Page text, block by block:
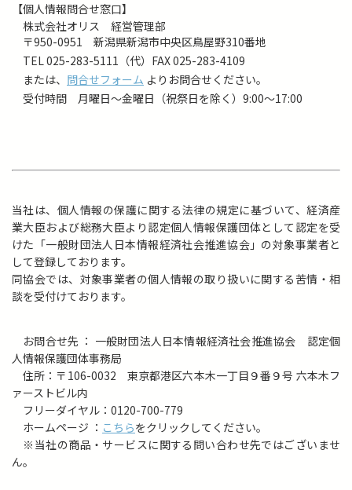
【個人情報問合せ窓口】
株式会社オリス 経営管理部
〒950-0951 新潟県新潟市中央区鳥屋野310番地
TEL 025-283-5111（代） FAX 025-283-4109
または、 問合せフォーム よりお問合せください。
受付時間 月曜日～金曜日（祝祭日を除く）9:00～17:00
当社は、個人情報の保護に関する法律の規定に基づいて、経済産
業大臣および総務大臣より認定個人情報保護団体として認定を受
けた「一般財団法人日本情報経済社会推進協会」の対象事業者と
して登録しております。
同協会では、対象事業者の個人情報の取り扱いに関する苦情・相
談を受付けております。
お問合せ先 ： 一般財団法人日本情報経済社会推進協会 認定個
人情報保護団体事務局
住所：〒106-0032 東京都港区六本木一丁目９番９号 六本木フ
ァーストビル内
フリーダイヤル：0120-700-779
ホームページ ： こちらをクリックしてください。
※当社の商品・サービスに関する問い合わせ先ではございませ
ん。